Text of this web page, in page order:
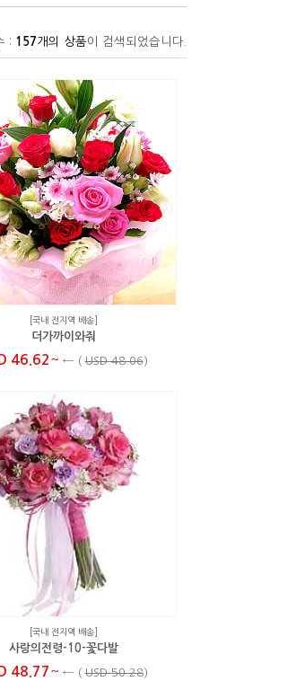
: 157개의 상품이 검색되었습니다.
[국내 전지역 배송]
더가까이와줘
46.62 ~ ← (USD 48.06)
[국내 전지역 배송]
사랑의전령-10-꽃다발
48.77 ~ ← (USD 50.28)